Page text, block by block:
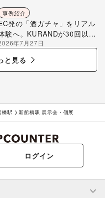
事例紹介
発の「酒ガチャ」をリアル
験へ。KURANDが30回以上
ポップアップ出店で届け
る“新しいお酒との出会い”
年7月27日
と見る
橋駅 新船橋駅 展示会・個展
ログイン